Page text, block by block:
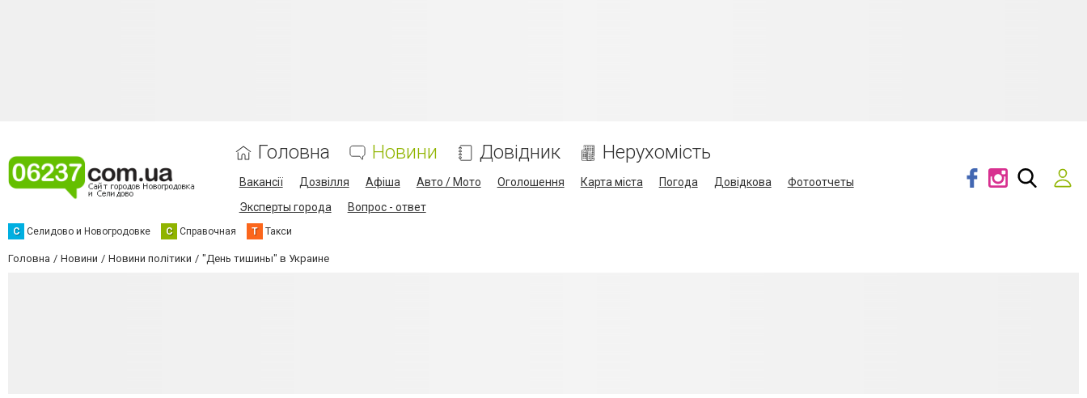
Головна Новини Довідник Нерухомість
Вакансії Дозвілля Афіша Авто / Мото Оголошення Карта міста Погода Довідкова
Фотоотчеты
Эксперты города
Вопрос - ответ
С Селидово и Новогродовке С Справочная Т Такси
Головна Новини Новини політики "День тишины" в Украине